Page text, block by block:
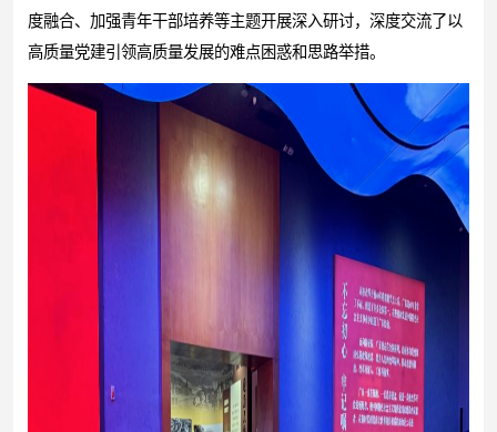
度融合、加强青年干部培养等主题开展深入研讨，深度交流了以
高质量党建引领高质量发展的难点困惑和思路举措。